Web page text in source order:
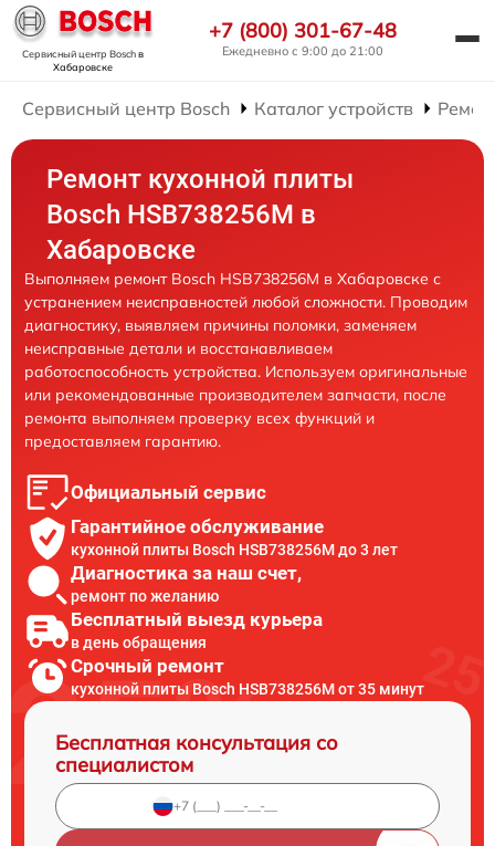
Сервисный центр Boschв
Хабаровске
+7 (800) 301-67-48
Ежедневно с 9:00 до 21:00
Сервисный центр Bosch Каталог устройств
Ремонт кухонной плиты
Bosch HSB738256M в
Хабаровске
Выполняем ремонт Bosch HSB738256M в Хабаровске с
устранением неисправностей любой сложности. Проводим
диагностику, выявляем причины поломки, заменяем
неисправные детали и восстанавливаем
работоспособность устройства. Используем оригинальные
или рекомендованные производителем запчасти, после
ремонта выполняем проверку всех функций и
предоставляем гарантию.
Официальный сервис
Гарантийное обслуживание
кухонной плиты Bosch HSB738256M до 3 лет
Диагностика за наш счет,
ремонт по желанию
Бесплатный выезд курьера
в день обращения
Срочный ремонт
кухонной плиты Bosch HSB738256M от 35 минут
Бесплатная консультация со
специалистом